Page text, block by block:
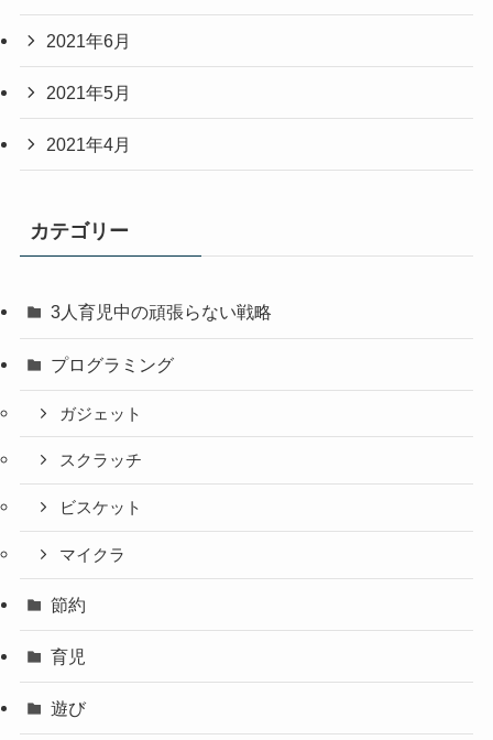
2021年6月
2021年5月
2021年4月
カテゴリー
3人育児中の頑張らない戦略
プログラミング
ガジェット
スクラッチ
ビスケット
マイクラ
節約
育児
遊び